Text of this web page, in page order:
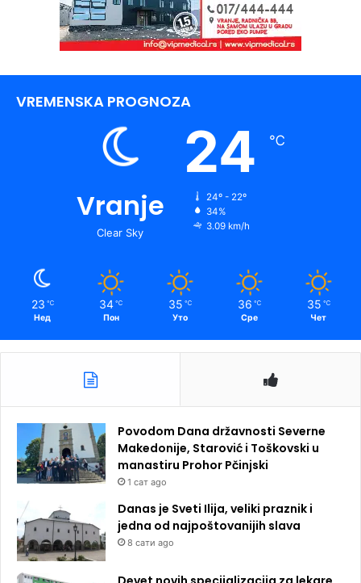
VREMENSKA PROGNOZA
Vranje
Clear Sky
24 ℃
24º - 22º
34%
3.09 km/h
23 ℃
Нед
34 ℃
Пон
35 ℃
Уто
36 ℃
Сре
35 ℃
Чет
Povodom Dana državnosti Severne
Makedonije, Starović i Toškovski u
manastiru Prohor Pčinjski
1 сат ago
Danas je Sveti Ilija, veliki praznik i
jedna od najpoštovanijih slava
8 сати ago